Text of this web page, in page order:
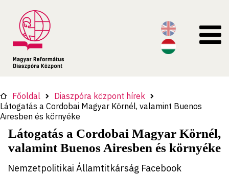
Főoldal
Diaszpóra központ hírek
Látogatás a Cordobai Magyar Körnél, valamint Buenos
Airesben és környéke
Látogatás a Cordobai Magyar Körnél,
valamint Buenos Airesben és környéke
Nemzetpolitikai Államtitkárság Facebook